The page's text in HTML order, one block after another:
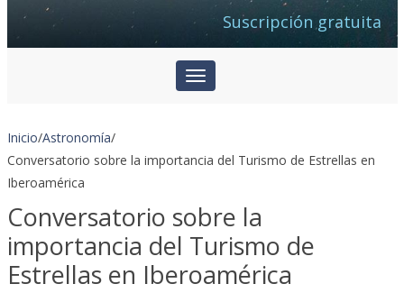
Suscripción gratuita
Inicio/Astronomía/
Conversatorio sobre la importancia del Turismo de Estrellas en
Iberoamérica
Conversatorio sobre la
importancia del Turismo de
Estrellas en Iberoamérica